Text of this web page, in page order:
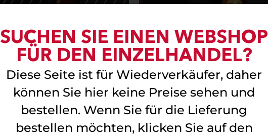
SUCHEN SIE EINEN WEBSHOP
FÜR DEN EINZELHANDEL?
Diese Seite ist für Wiederverkäufer, daher
können Sie hier keine Preise sehen und
bestellen. Wenn Sie für die Lieferung
bestellen möchten, klicken Sie auf den